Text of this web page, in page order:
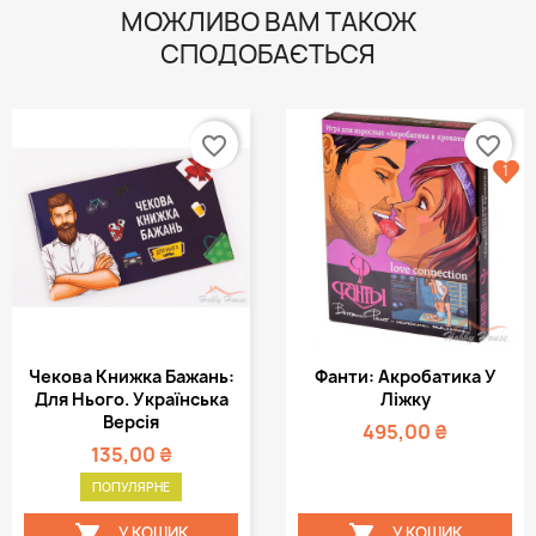
МОЖЛИВО ВАМ ТАКОЖ
СПОДОБАЄТЬСЯ
Чекова Книжка Бажань:
Для Нього. Українська
Версія
135,00 ₴
ПОПУЛЯРНЕ
favorite_border
Фанти: Акробатика У
Ліжку
495,00 ₴
favorite_border
1